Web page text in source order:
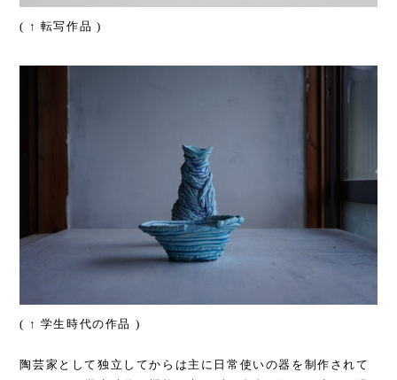
( ↑ 転写作品 )
( ↑ 学生時代の作品 )
陶芸家として独立してからは主に日常使いの器を制作されて